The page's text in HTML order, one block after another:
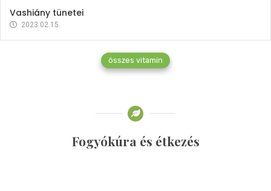
Vashiány tünetei
2023.02.15.
összes vitamin
Fogyókúra és étkezés